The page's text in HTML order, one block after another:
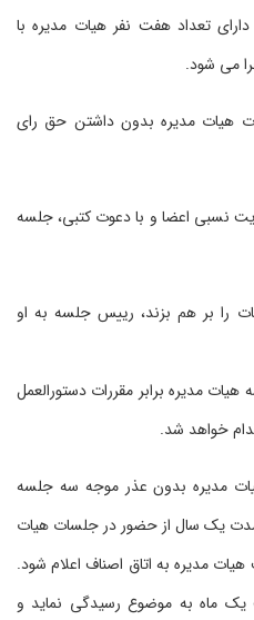
تعداد هفت نفر هیات مدیره با
می شود.
هیات مدیره بدون داشتن حق رای
نسبی اعضا و با دعوت کتبی، جلسه
را بر هم بزند، رییس جلسه به او
مدیره برابر مقررات دستورالعمل
مدیره بدون عذر موجه سه جلسه
یک سال از حضور در جلسات هیات
مدیره به اتاق اصناف اعلام شود.
ماه به موضوع رسیدگی نماید و